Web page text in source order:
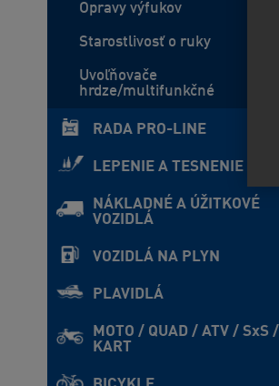
Opravy výfukov
Starostlivosť o ruky
Uvoľňovače
hrdze/multifunkčné
RADA PRO-LINE
LEPENIE A TESNENIE
NÁKLADNÉ A ÚŽITKOVÉ
VOZIDLÁ
VOZIDLÁ NA PLYN
PLAVIDLÁ
MOTO / QUAD / ATV / SxS /
KART